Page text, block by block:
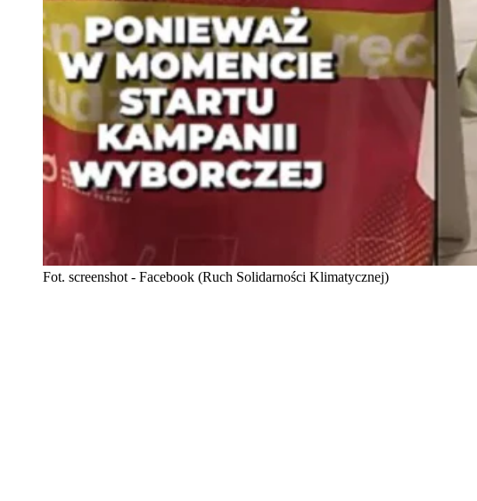
Fot. screenshot - Facebook (Ruch Solidarności Klimatycznej)